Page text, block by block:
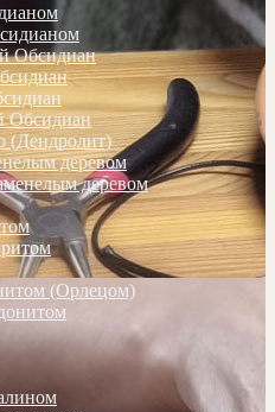
Обсидиан
Обсидиан
(Дендролит)
деревом
деревом
(Орлецом)